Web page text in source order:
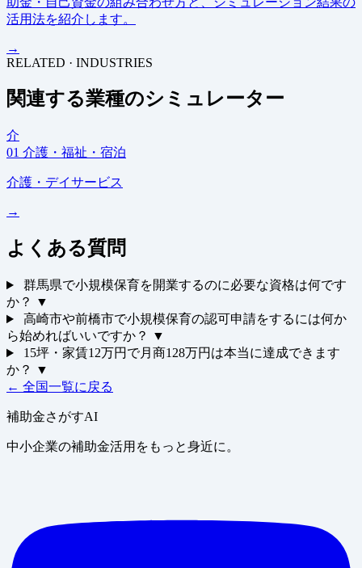
活用法を紹介します。
→
RELATED · INDUSTRIES
関連する業種のシミュレーター
介
01 介護・福祉・宿泊
介護・デイサービス
→
よくある質問
群馬県で小規模保育を開業するのに必要な資格は何です
か？
▼
高崎市や前橋市で小規模保育の認可申請をするには何か
ら始めればいいですか？
▼
15坪・家賃12万円で月商128万円は本当に達成できます
か？
▼
← 全国一覧に戻る
補助金さがすAI
中小企業の補助金活用をもっと身近に。